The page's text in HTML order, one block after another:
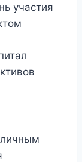
участия
личным